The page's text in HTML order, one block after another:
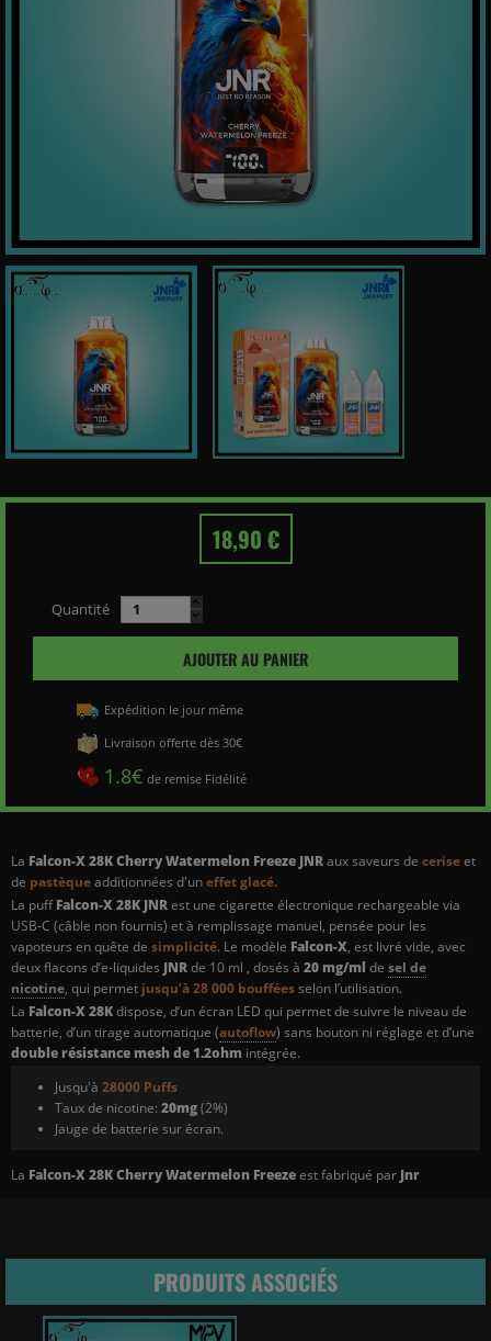
La Falcon-X 28K Cherry Watermelon Freeze JNRaux saveurs de ceriseet
de pastèqueadditionnées d'uneffet glacé.
La puffFalcon-X 28K JNRest une cigarette électronique rechargeable via
USB-C (câble non fournis) et à remplissage manuel, pensée pour les
vapoteurs en quête de simplicité. Le modèle Falcon-X, est livré vide, avec
deux flacons d’e-liquides JNRde 10 ml , dosés à 20 mg/ml de sel de
nicotine, qui permet jusqu’à 28 000 boufféesselon l’utilisation.
La Falcon-X 28Kdispose, d’un écran LED qui permet de suivre le niveau de
batterie, d’un tirage automatique (autoflow) sans bouton ni réglage et d’une
double résistance mesh de 1.2ohm intégrée.
Jusqu'à 28000 Puffs
Taux de nicotine: 20mg(2%)
Jauge de batterie sur écran.
La Falcon-X 28K Cherry Watermelon Freezeest fabriqué par Jnr
18,90 €
Quantité
AJOUTER AU PANIER
Expédition le jour même
Livraison offerte dès 30€
1.8€ de remise Fidélité
PRODUITS ASSOCIÉS